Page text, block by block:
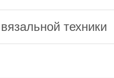
техники